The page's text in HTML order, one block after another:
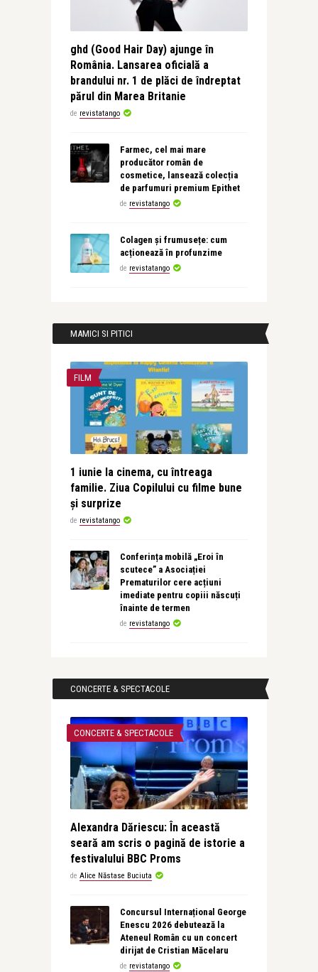
ghd (Good Hair Day) ajunge în
România. Lansarea oficială a
brandului nr. 1 de plăci de îndreptat
părul din Marea Britanie
de revistatango
Farmec, cel mai mare
producător român de
cosmetice, lansează colecția
de parfumuri premium Epithet
de revistatango
Colagen și frumusețe: cum
acționează în profunzime
de revistatango
MAMICI SI PITICI
FILM
1 iunie la cinema, cu întreaga
familie. Ziua Copilului cu filme bune
și surprize
de revistatango
Conferința mobilă „Eroi în
scutece” a Asociației
Prematurilor cere acțiuni
imediate pentru copiii născuți
înainte de termen
de revistatango
CONCERTE & SPECTACOLE
CONCERTE & SPECTACOLE
Alexandra Dăriescu: În această
seară am scris o pagină de istorie a
festivalului BBC Proms
de Alice Năstase Buciuta
Concursul Internațional George
Enescu 2026 debutează la
Ateneul Român cu un concert
dirijat de Cristian Măcelaru
de revistatango